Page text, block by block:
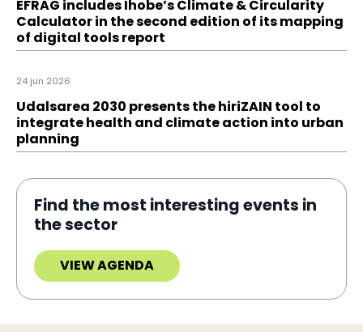
EFRAG includes Ihobe’s Climate & Circularity
Calculator in the second edition of its mapping
of digital tools report
24 jun 2026
Udalsarea 2030 presents the hiriZAIN tool to
integrate health and climate action into urban
planning
Find the most interesting events in
the sector
VIEW AGENDA